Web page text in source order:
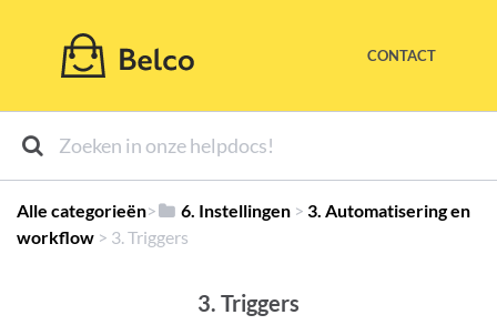
CONTACT
Alle categorieën​>​ ​6. Instellingen ​ > ​​3. Automatisering en
workflow ​ > ​ ​3. Triggers
3. Triggers